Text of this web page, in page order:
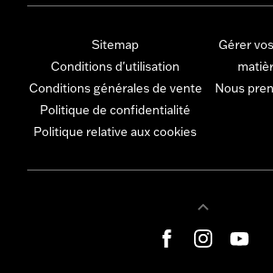
Sitemap
Conditions d'utilisation
Conditions générales de vente
Politique de confidentialité
Politique relative aux cookies
Gérer
Nous